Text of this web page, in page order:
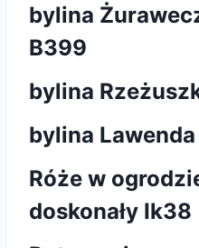
bylina
B399
bylina
bylina
Róże w
doskonały Ik38